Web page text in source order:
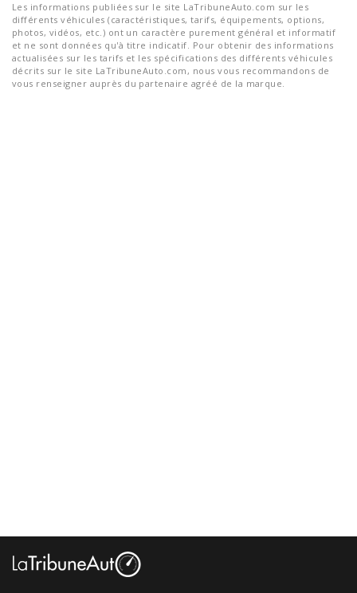
Les informations publiées sur le site LaTribuneAuto.com sur les
différents véhicules (caractéristiques, tarifs, équipements, options,
photos, vidéos, etc.) ont un caractère purement général et informatif
et ne sont données qu'à titre indicatif. Pour obtenir des informations
actualisées sur les tarifs et les spécifications des différents véhicules
décrits sur le site LaTribuneAuto.com, nous vous recommandons de
vous renseigner auprès du partenaire agréé de la marque.